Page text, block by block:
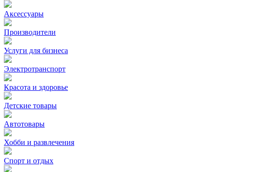
Аксессуары
Производители
Услуги для бизнеса
Электротранспорт
Красота и здоровье
Детские товары
Автотовары
Хобби и развлечения
Спорт и отдых